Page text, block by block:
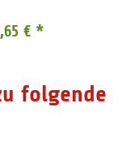
€ *
folgende